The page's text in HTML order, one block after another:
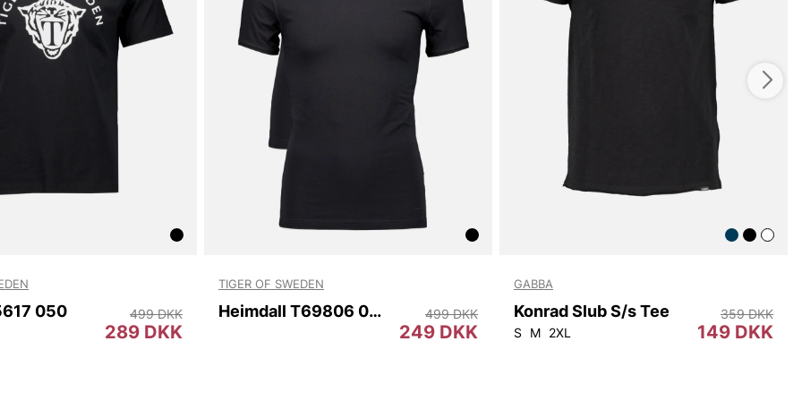
050
289 DKK
499 DKK
TIGER OF SWEDEN
Heimdall T69806 050
249 DKK
499 DKK
GABBA
Konrad Slub S/s Tee
S M 2XL 149 DKK
359 DKK